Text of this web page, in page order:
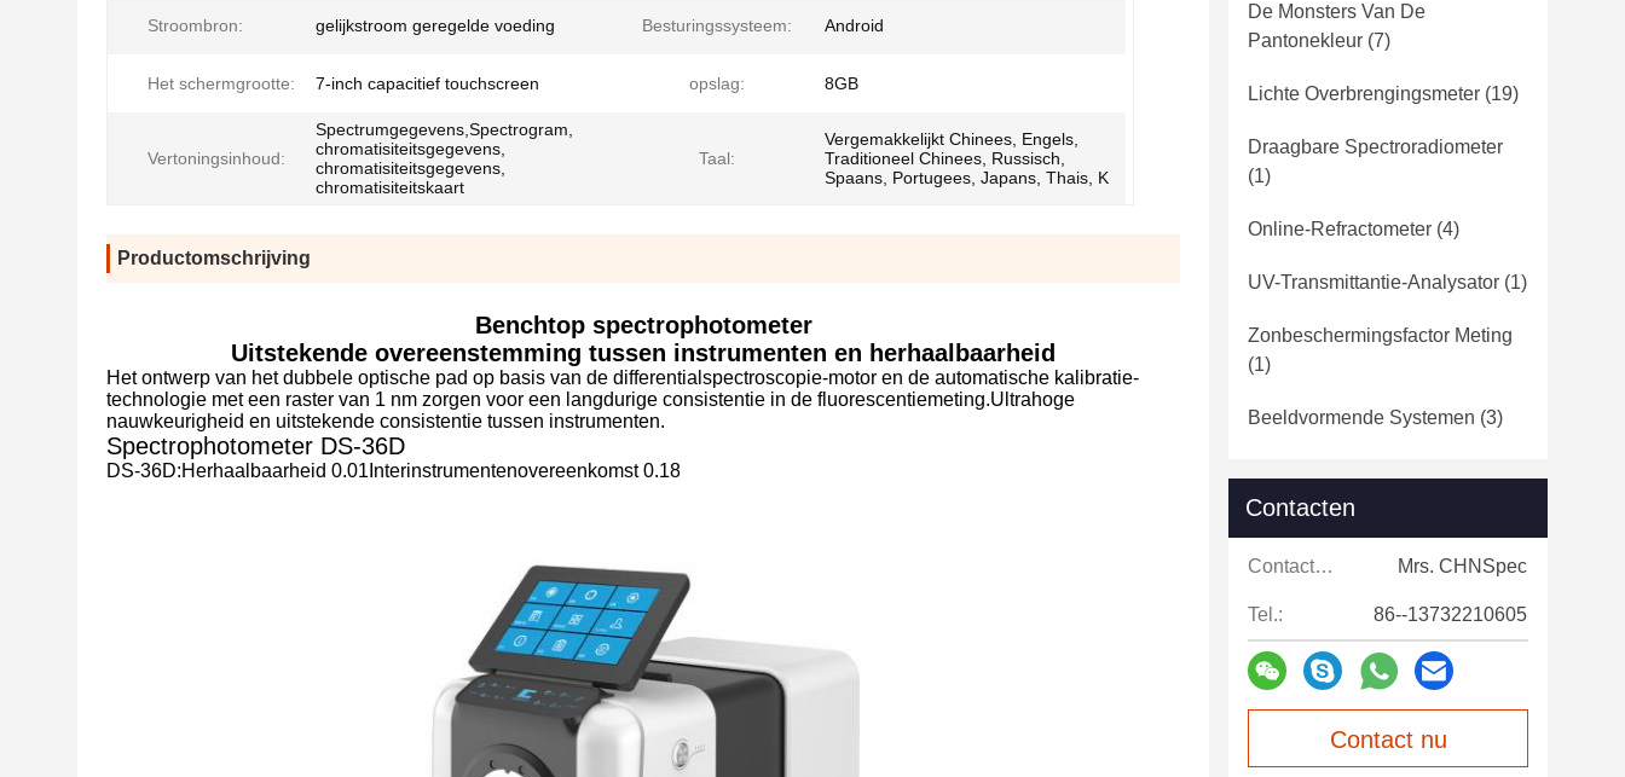
Stroombron: gelijkstroom geregelde voeding Besturingssysteem: Android
Het schermgrootte: 7-inch capacitief touchscreen opslag: 8GB
Vertoningsinhoud:
Spectrumgegevens,Spectrogram,
chromatisiteitsgegevens,
chromatisiteitsgegevens,
chromatisiteitskaart
Taal:
Vergemakkelijkt Chinees, Engels,
Traditioneel Chinees, Russisch,
Spaans, Portugees, Japans, Thais, K
Productomschrijving
Benchtop spectrophotometer
Uitstekende overeenstemming tussen instrumenten en herhaalbaarheid
Het ontwerp van het dubbele optische pad op basis van de differentialspectroscopie-motor en de automatische kalibratie-
technologie met een raster van 1 nm zorgen voor een langdurige consistentie in de fluorescentiemeting.Ultrahoge
nauwkeurigheid en uitstekende consistentie tussen instrumenten.
Spectrophotometer DS-36D
DS-36D:Herhaalbaarheid 0.01Interinstrumentenovereenkomst 0.18
De Monsters Van De
Pantonekleur (7)
Lichte Overbrengingsmeter (19)
Draagbare Spectroradiometer
(1)
Online-Refractometer (4)
UV-Transmittantie-Analysator (1)
Zonbeschermingsfactor Meting
(1)
Beeldvormende Systemen (3)
Contacten
Contacten: Mrs. CHNSpec
Tel.: 86--13732210605
Contact nu